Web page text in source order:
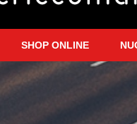
SHOP ONLINE